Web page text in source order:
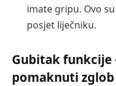
imate gripu. Ovo
posjet liječniku.
Gubitak funkcije
pomaknuti